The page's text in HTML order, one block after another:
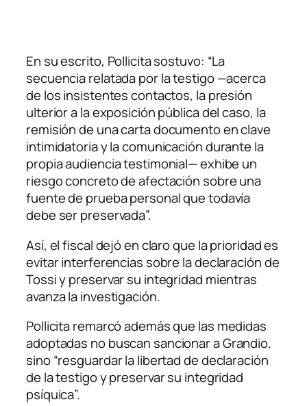
En su escrito, Pollicita sostuvo: “La
secuencia relatada por la testigo —acerca
de los insistentes contactos, la presión
ulterior a la exposición pública del caso, la
remisión de una carta documento en clave
intimidatoria y la comunicación durante la
propia audiencia testimonial— exhibe un
riesgo concreto de afectación sobre una
fuente de prueba personal que todavía
debe ser preservada”.
Así, el fiscal dejó en claro que la prioridad es
evitar interferencias sobre la declaración de
Tossi y preservar su integridad mientras
avanza la investigación.
Pollicita remarcó además que las medidas
adoptadas no buscan sancionar a Grandio,
sino “resguardar la libertad de declaración
de la testigo y preservar su integridad
psíquica”.